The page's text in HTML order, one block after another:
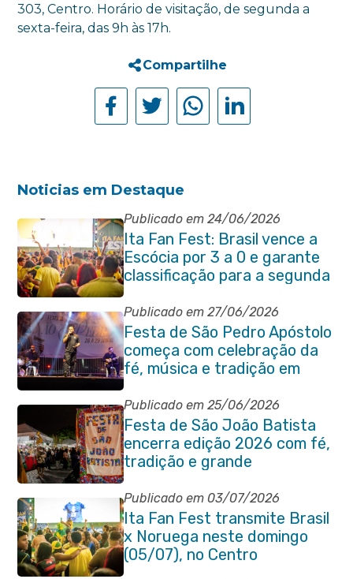
303, Centro. Horário de visitação, de segunda a
sexta-feira, das 9h às 17h.
Compartilhe
Noticias em Destaque
Publicado em 24/06/2026
Ita Fan Fest: Brasil vence a
Escócia por 3 a 0 e garante
classificação para a segunda
fase da Copa do Mundo
Publicado em 27/06/2026
Festa de São Pedro Apóstolo
começa com celebração da
fé, música e tradição em
Venda das Pedras
Publicado em 25/06/2026
Festa de São João Batista
encerra edição 2026 com fé,
tradição e grande
participação popular
Publicado em 03/07/2026
Ita Fan Fest transmite Brasil
x Noruega neste domingo
(05/07), no Centro